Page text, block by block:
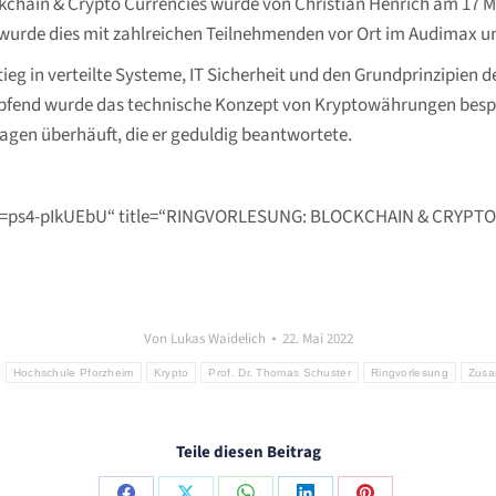
dies mit zahlreichen Teilnehmenden vor Ort im Audimax
in verteilte Systeme, IT Sicherheit und den Grundprinzipien
wurde das technische Konzept von Kryptowährungen
überhäuft, die er geduldig beantwortete.
title=“RINGVORLESUNG: BLOCKCHAIN & CRYPTO
Von Lukas Waidelich
22. Mai 2022
Hochschule Pforzheim Krypto Prof. Dr. Thomas Schuster Ringvorlesung
Teile diesen Beitrag